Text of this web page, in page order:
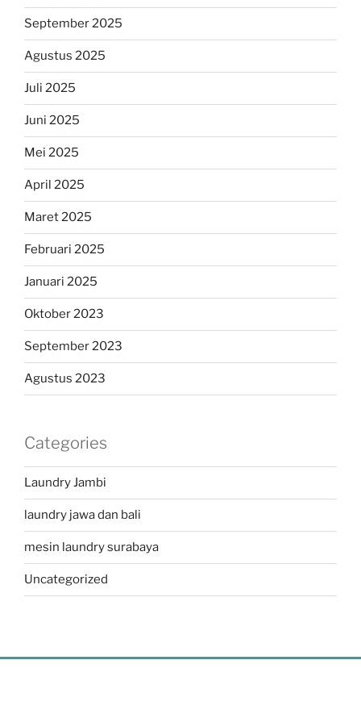
September 2025
Agustus 2025
Juli 2025
Juni 2025
Mei 2025
April 2025
Maret 2025
Februari 2025
Januari 2025
Oktober 2023
September 2023
Agustus 2023
Categories
Laundry Jambi
laundry jawa dan bali
mesin laundry surabaya
Uncategorized